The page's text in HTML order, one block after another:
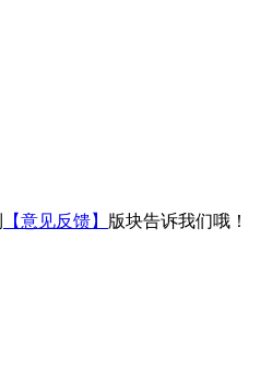
【意见反馈】 版块告诉我们哦！